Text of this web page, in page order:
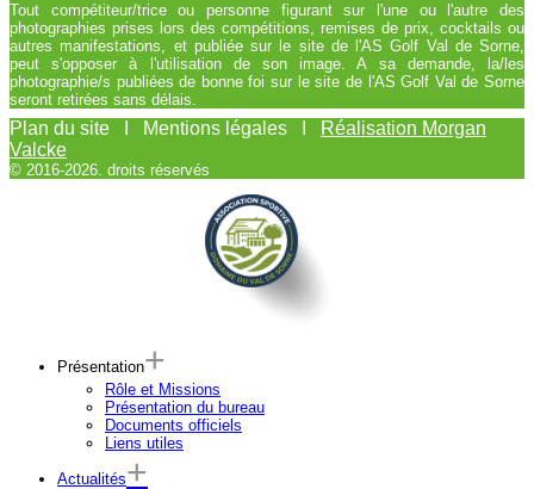
Tout compétiteur/trice ou personne figurant sur l'une ou l'autre des
photographies prises lors des compétitions, remises de prix, cocktails ou
autres manifestations, et publiée sur le site de l'AS Golf Val de Sorne,
peut s'opposer à l'utilisation de son image. A sa demande, la/les
photographie/s publiées de bonne foi sur le site de l'AS Golf Val de Sorne
seront retirées sans délais.
Plan du site I Mentions légales I
Réalisation Morgan
Valcke
© 2016-2026. droits réservés
Présentation
Rôle et Missions
Présentation du bureau
Documents officiels
Liens utiles
Actualités